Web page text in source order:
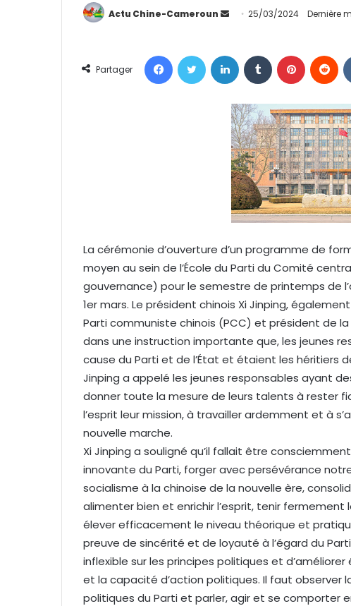
Actu Chine-Cameroun
y
r
u
n
c
o
u
r
i
e
l
25/03/2024
Dernière
Partager
La cérémonie d’ouverture d’un programme de
moyen au sein de l’École du Parti du Comité
gouvernance) pour le semestre de printemps de
1er mars. Le président chinois Xi Jinping,
Parti communiste chinois (PCC) et président de
dans une instruction importante que, les jeunes
cause du Parti et de l’État et étaient les héritiers
Jinping a appelé les jeunes responsables ayant
donner toute la mesure de leurs talents à rester
l’esprit leur mission, à travailler ardemment et à
nouvelle marche.
Xi Jinping a souligné qu’il fallait être
innovante du Parti, forger avec persévérance
socialisme à la chinoise de la nouvelle ère,
alimenter bien et enrichir l’esprit, tenir
élever efficacement le niveau théorique et
preuve de sincérité et de loyauté à l’égard du
inflexible sur les principes politiques et
et la capacité d’action politiques. Il faut observer
politiques du Parti et parler, agir et se comporter